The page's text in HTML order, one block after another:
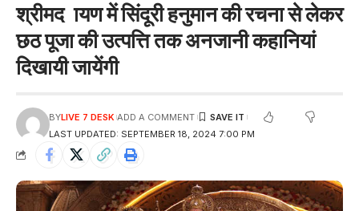
श्रीमद ायण में सिंदूरी हनुमान की रचना से लेकर
छठ पूजा की उत्पत्ति तक अनजानी कहानियां
दिखायी जायेंगी
LAST UPDATED: SEPTEMBER 18, 2024 7:00 PM
BYLIVE 7 DESK ADD A COMMENT